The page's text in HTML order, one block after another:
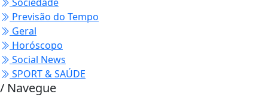
Sociedade
Previsão do Tempo
Geral
Horóscopo
Social News
SPORT & SAÚDE
/ Navegue